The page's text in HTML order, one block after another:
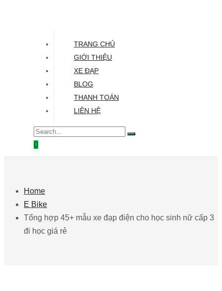
TRANG CHỦ
GIỚI THIỆU
XE ĐẠP
BLOG
THANH TOÁN
LIÊN HỆ
0
Home
E Bike
Tổng hợp 45+ mẫu xe đạp điện cho học sinh nữ cấp 3
đi học giá rẻ